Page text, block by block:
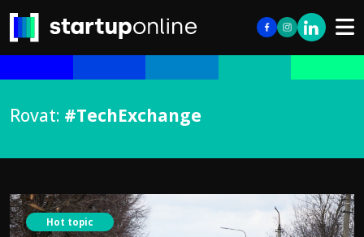
Rovat: #TechExchange
Hot topic